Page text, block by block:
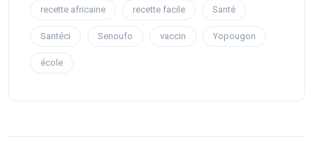
recette africaine recette facile Santé
Santéci Senoufo vaccin Yopougon
école